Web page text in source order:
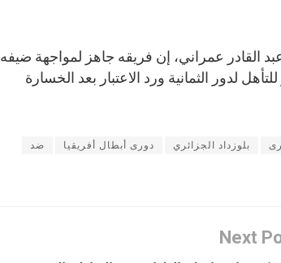
القادر عمراني، إن فريقه جاهز لمواجهة ضيفه
لدور الثمانية ورد الاعتبار بعد الخسارة
بلوزداد الجزائري دورى أبطال أفريقيا ضد
Next